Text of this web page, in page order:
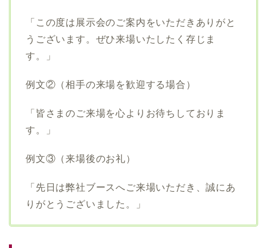
「この度は展示会のご案内をいただきありがと
うございます。ぜひ来場いたしたく存じま
す。」
例文②（相手の来場を歓迎する場合）
「皆さまのご来場を心よりお待ちしておりま
す。」
例文③（来場後のお礼）
「先日は弊社ブースへご来場いただき、誠にあ
りがとうございました。」